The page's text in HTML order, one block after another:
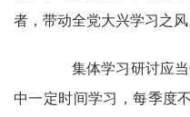
者，带动全党大兴学习之风
集体学习研讨应当
中一定时间学习，每季度